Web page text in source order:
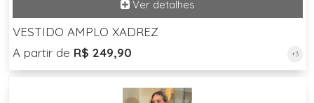
VESTIDO AMPLO XADREZ
A partir de R$ 249,90 +3